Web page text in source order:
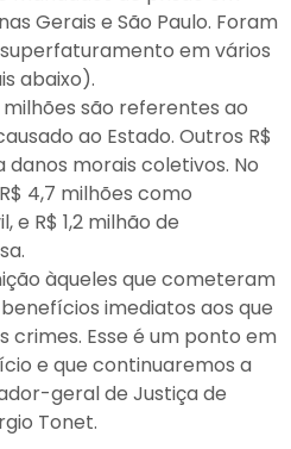
Gerais e São Paulo. Foram
em vários
abaixo).
milhões são referentes ao
ao Estado. Outros R$
danos morais coletivos. No
4,7 milhões como
R$ 1,2 milhão de
àqueles que cometeram
imediatos aos que
crimes. Esse é um ponto em
e que continuaremos a
geral de Justiça de
Tonet.